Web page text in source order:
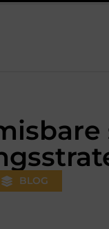
BLOG